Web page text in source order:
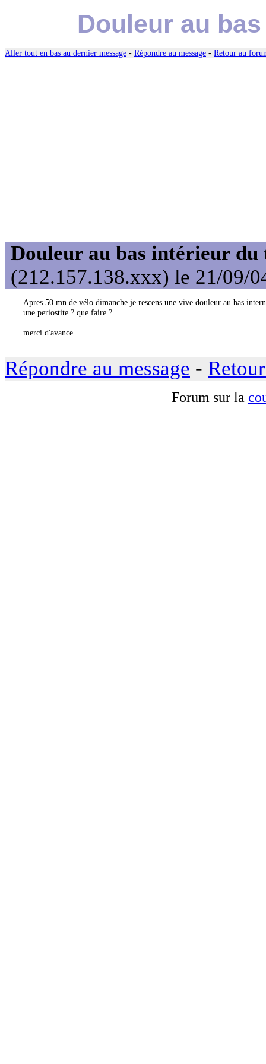
Douleur au
Aller tout en bas au dernier message - Répondre au message - Retour au
Douleur au bas intérieur du
(212.157.138.xxx) le 21/09/
Apres 50 mn de vélo dimanche je rescens une vive douleur au bas
une periostite ? que faire ?
merci d'avance
Répondre au message -
Forum sur la